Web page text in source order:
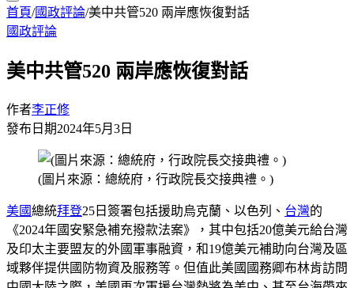
首頁/國政評論/美中共管520 兩岸應恢復對話
國政評論
美中共管520 兩岸應恢復對話
作者李正修
發布日期2024年5月3日
(圖片來源：總統府，行政院長交接典禮。)
美國總統拜登25日簽署包括援助烏克蘭、以色列、 台灣的
《2024年國安緊急補充撥款法案》，其中包括20億美元給台灣
及印太主要盟友的外國軍事融資，和19億美元補助向台灣及區
域夥伴提供國防物資及服務等。但值此美國國務卿布林肯訪問